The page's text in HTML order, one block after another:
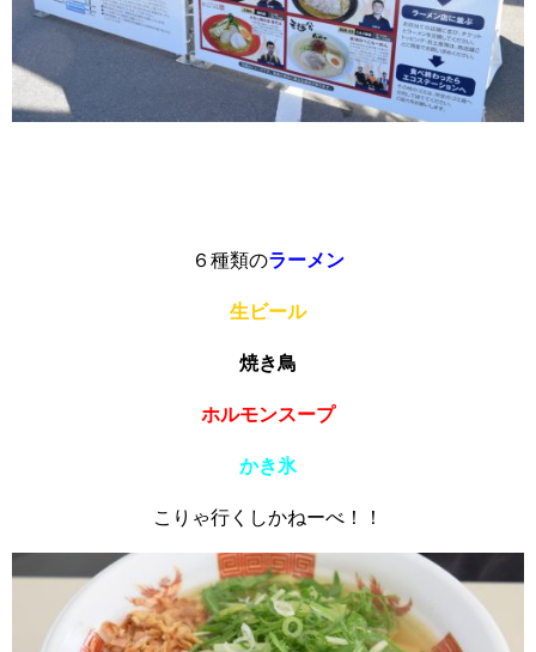
６種類のラーメン
生ビール
焼き鳥
ホルモンスープ
かき氷
こりゃ行くしかねーべ！！